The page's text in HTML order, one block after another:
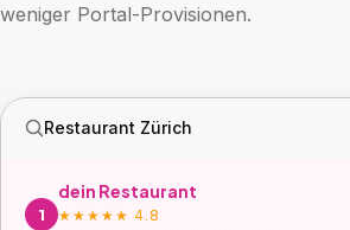
weniger Portal-Provisionen.
Restaurant Zürich
1
dein Restaurant
★★★★★ 4.8